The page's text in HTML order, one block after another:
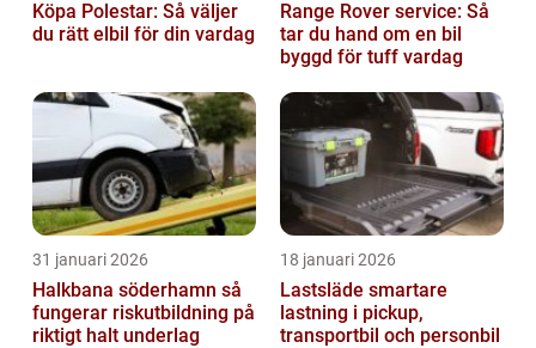
Köpa Polestar: Så väljer
du rätt elbil för din vardag
Range Rover service: Så
tar du hand om en bil
byggd för tuff vardag
31 januari 2026
Halkbana söderhamn så
fungerar riskutbildning på
riktigt halt underlag
18 januari 2026
Lastsläde smartare
lastning i pickup,
transportbil och personbil